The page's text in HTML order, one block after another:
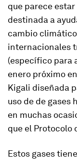
que parece
destinada a
cambio
internacionales
(específico para
enero próximo
Kigali diseñada
uso de de gases
en muchas
que el Protocolo
Estos gases